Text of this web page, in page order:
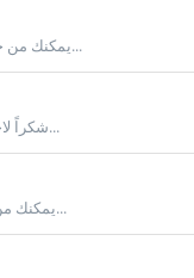
يمكنك من خلال حسابك ترقية اشتراكك او تغيير الخطة باي وقت من خلال الدخول الخدمات > الخدمات...
شكراً لاختيارك مربع ويسعدنا خدمتك نظام مربع الي وسلس في حال سداد المبلغ من خلال البطاقة...
يمكنك من خلال حسابك معرفة تاريخ الاستحقاق وهو تاريخ انتهاء الاشتراك من خلال الدخول لحسابك...